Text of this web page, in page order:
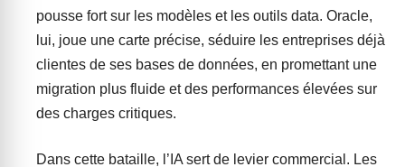
pousse fort sur les modèles et les outils data. Oracle,
lui, joue une carte précise, séduire les entreprises déjà
clientes de ses bases de données, en promettant une
migration plus fluide et des performances élevées sur
des charges critiques.
Dans cette bataille, l’IA sert de levier commercial. Les